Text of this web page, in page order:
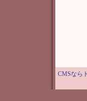
CMSなら